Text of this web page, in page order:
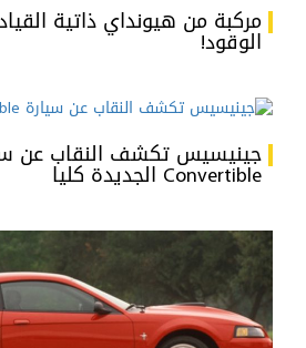
مركبة من هيونداي ذاتية
الوقود!
Convertible الجديدة كليا